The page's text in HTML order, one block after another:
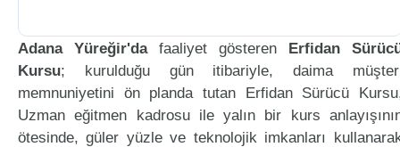
Adana Yüreğir'dafaaliyet gösteren Erfidan
Kursu; kurulduğu gün itibariyle, daima
memnuniyetini ön planda tutan Erfidan Sürücü
Uzman eğitmen kadrosu ile yalın bir kurs
ötesinde, güler yüzle ve teknolojik imkanları